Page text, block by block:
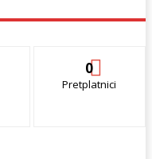
0
Pretplatnici